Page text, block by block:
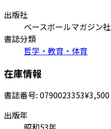
出版社
ベースボールマガジン社
書誌分類
哲学・教育・体育
在庫情報
書誌番号: 0790023353¥3,500
出版年